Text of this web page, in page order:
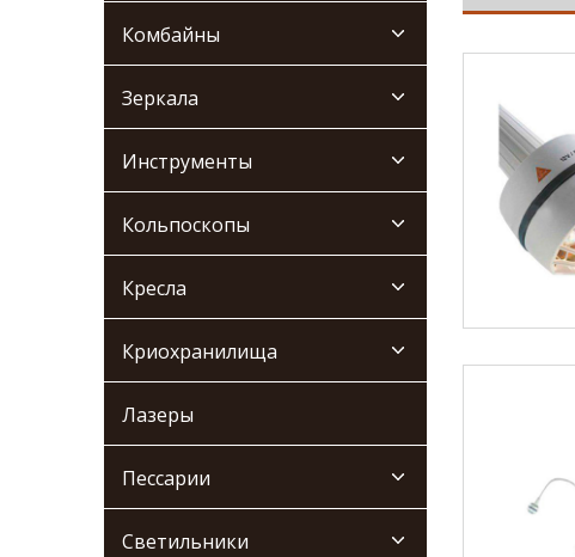
Комбайны
Зеркала
Инструменты
Кольпоскопы
Кресла
Криохранилища
Лазеры
Пессарии
Светильники